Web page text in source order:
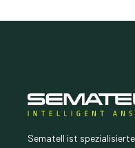
Sematell ist